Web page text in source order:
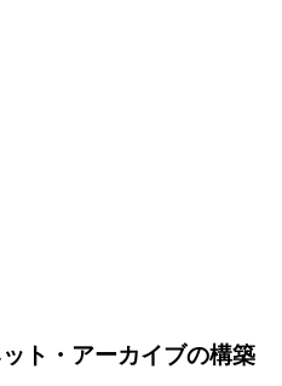
ト・アーカイブの構築